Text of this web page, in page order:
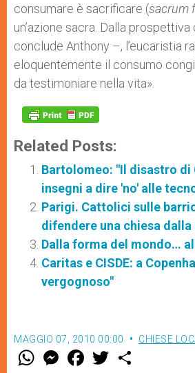
consumare è sacrificare (sacrum
un’azione sacra. Dalla
conclude Anthony –, l’eucaristia
eloquentemente il consumo
da testimoniare nella vita».
Related Posts:
Bartolomeo: "Il disastro di
insegni a dire 'no' alle
Parigi. Cattolici sulle
difendere una chiesa
Dalla forma del mondo…
Caritas e CISDE: a
vergognoso"
MAGGIO 07, 2010 00:00 CHIESE
W M
e
F
a w